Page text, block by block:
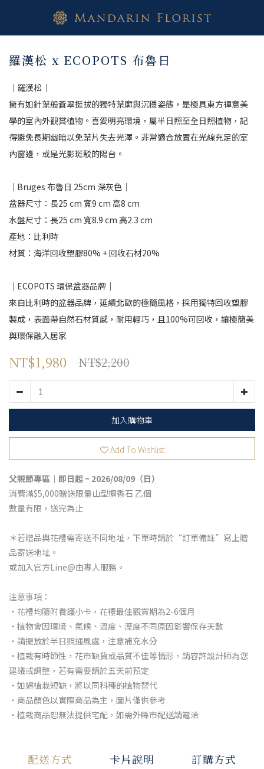
羅漢松 x ECOPOTS 布魯日
｜羅漢松｜
擁有如針葉般蒼翠挺拔的獨特葉廓與沉穩姿態，是極具東方禪意美
學的室內外觀賞植物。喜愛明亮環境，屬半日照至全日照植物，記
得避免長期幽暗以免葉片失去光澤。非常適合放置在光線充足的室
內窗邊，或是光影斑駁的陽台。
｜Bruges 布魯日 25cm 深灰色｜
盆器尺寸：長25 cm 寬9 cm 高8 cm
水盤尺寸：長25 cm 寬8.9 cm 高2.3 cm
產地：比利時
材質：海洋回收塑膠80% + 回收石材20%
｜ECOPOTS 環保盆器品牌｜
來自比利時的盆器品牌，延續北歐的極簡風格，採用獨特回收塑膠
製成，表面帶自然石材質感，耐用輕巧，且100%可回收，讓極簡美
與環保融入居家
NT$1,980 NT$2,200
加入購物車
Add To Wishlist
父親節專區｜即日起 ~ 2026/08/09（日）
消費滿$5,000贈送限量山型擴香石 乙個
數量有限，送完為止
＊若贈品與花禮需寄送不同地址，下單時請於“訂單備註”寫上贈
品寄送地址。
或加入官方Line@由專人服務。
注意事項：
・花禮均隨附養護小卡，花禮最佳觀賞期為2-6個月
・植物會因環境、氣候、溫度、溼度不同原因影響保存天數
・請擺放於半日照通風處，注意補充水分
・植栽有時節性，花市缺貨或品質不佳等情形，請容許設計師為您
建議或調整，若有需要請於五天前預定
・如遇植栽短缺，將以同科種的植物替代
・商品顏色以實際商品為主，圖片僅供參考
・植栽商品恕無法提供宅配，如需外縣市配送請電洽
配送方式 卡片說明 訂購方式